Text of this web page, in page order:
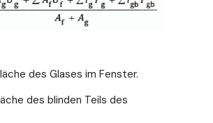
des Glases im Fenster.
des blinden Teils des